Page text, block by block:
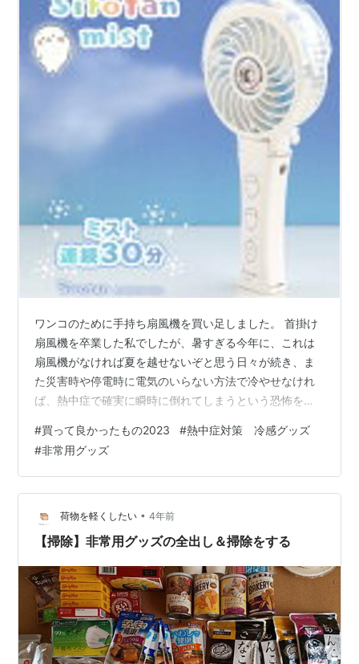
ワンコのために手持ち扇風機を買い足しました。 首掛け
扇風機を卒業した私でしたが、暑すぎる今年に、これは
扇風機がなければ夏を越せないぞと思う日々が続き、ま
た災害時や停電時に電気のいらない方法で冷やせなけれ
ば、熱中症で確実に瞬時に倒れてしまうという恐怖を持
ごろからの散歩が暑すぎてバテバテの様子にこれは対策
しなければと不安がマシマシに。 家には、ここひえが二
台あり、一様これは水がなくても使えますがモバイルバ
ッテリーでも動く仕様です（USBコードがプラグになっ
ています）。 ここに書いたのと、首振りするタイプの2
つです。 ちょうど2年分の型ということで…
#買って良かったもの2023 #熱中症対策 冷感グッズ
#非常用グッズ
荷物を軽くしたい • 4年前
【掃除】非常用グッズの全出し＆掃除をする